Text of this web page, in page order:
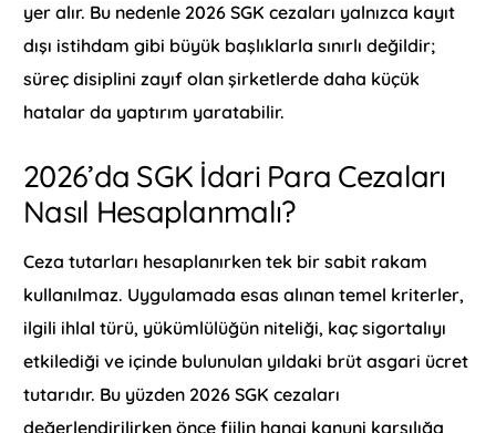
yer alır. Bu nedenle 2026 SGK cezaları yalnızca kayıt
dışı istihdam gibi büyük başlıklarla sınırlı değildir;
süreç disiplini zayıf olan şirketlerde daha küçük
hatalar da yaptırım yaratabilir.
2026’da SGK İdari Para Cezaları
Nasıl Hesaplanmalı?
Ceza tutarları hesaplanırken tek bir sabit rakam
kullanılmaz. Uygulamada esas alınan temel kriterler,
ilgili ihlal türü, yükümlülüğün niteliği, kaç sigortalıyı
etkilediği ve içinde bulunulan yıldaki brüt asgari ücret
tutarıdır. Bu yüzden 2026 SGK cezaları
değerlendirilirken önce fiilin hangi kanuni karşılığa